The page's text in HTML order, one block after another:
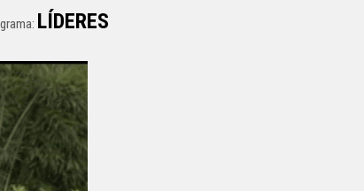
LÍDERES